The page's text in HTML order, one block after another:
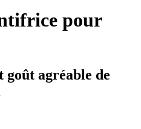
pour
agréable de